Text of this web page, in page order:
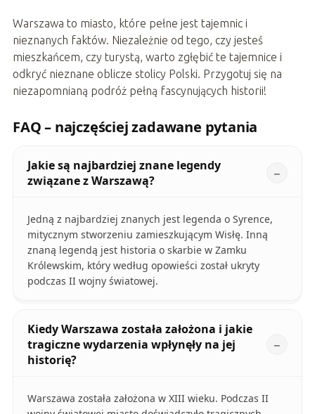
Warszawa to miasto, które pełne jest tajemnic i
nieznanych faktów. Niezależnie od tego, czy jesteś
mieszkańcem, czy turystą, warto zgłębić te tajemnice i
odkryć nieznane oblicze stolicy Polski. Przygotuj się na
niezapomnianą podróż pełną fascynujących historii!
FAQ – najczęściej zadawane pytania
Jakie są najbardziej znane legendy
związane z Warszawą?
Jedną z najbardziej znanych jest legenda o Syrence,
mitycznym stworzeniu zamieszkującym Wisłę. Inną
znaną legendą jest historia o skarbie w Zamku
Królewskim, który według opowieści został ukryty
podczas II wojny światowej.
Kiedy Warszawa została założona i jakie
tragiczne wydarzenia wpłynęły na jej
historię?
Warszawa została założona w XIII wieku. Podczas II